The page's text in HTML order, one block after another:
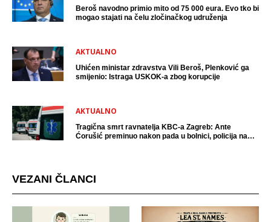
Beroš navodno primio mito od 75 000 eura. Evo tko bi
mogao stajati na čelu zločinačkog udruženja
AKTUALNO
Uhićen ministar zdravstva Vili Beroš, Plenković ga
smijenio: Istraga USKOK-a zbog korupcije
AKTUALNO
Tragična smrt ravnatelja KBC-a Zagreb: Ante
Ćorušić preminuo nakon pada u bolnici, policija na
VEZANI ČLANCI